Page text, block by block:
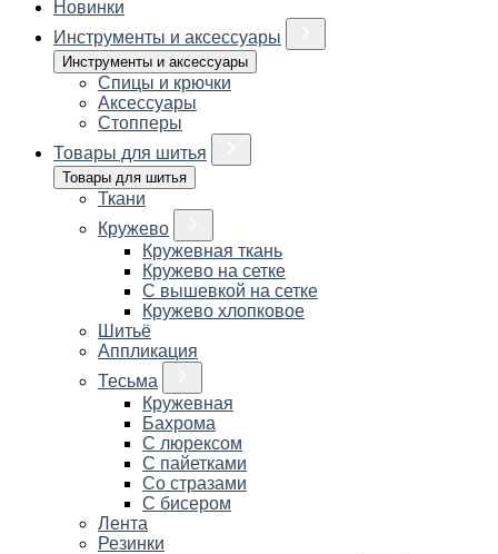
Новинки
Инструменты и аксессуары
Инструменты и аксессуары
Спицы и крючки
Аксессуары
Стопперы
Товары для шитья
Товары для шитья
Ткани
Кружево
Кружевная ткань
Кружево на сетке
С вышевкой на сетке
Кружево хлопковое
Шитьё
Аппликация
Тесьма
Кружевная
Бахрома
С люрексом
С пайетками
Со стразами
С бисером
Лента
Резинки